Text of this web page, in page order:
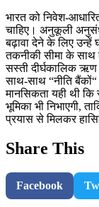
भारत को निवेश-
चाहिए। अनुकूली
बढ़ावा देने के लिए उन्हें
तकनीकी सीमा के साथ
सस्ती दीर्घकालिक
साथ-साथ “नीति
मानसिकता यही थी कि
भूमिका भी निभाएगी,
प्रयास से मिलकर
Share This
Facebook